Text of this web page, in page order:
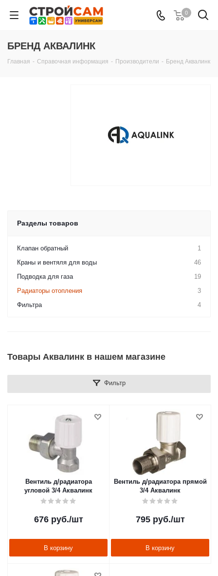
0
БРЕНД АКВАЛИНК
Главная - Справочная информация - Производители - Бренд Аквалинк
Разделы товаров
Клапан обратный
1
Краны и вентяля для воды
46
Подводка для газа
19
Радиаторы отопления
3
Фильтра
4
Товары Аквалинк в нашем магазине
Фильтр
Вентиль д/радиатора
угловой 3/4 Аквалинк
676руб./шт
В корзину
Вентиль д/радиатора прямой
3/4 Аквалинк
795руб./шт
В корзину